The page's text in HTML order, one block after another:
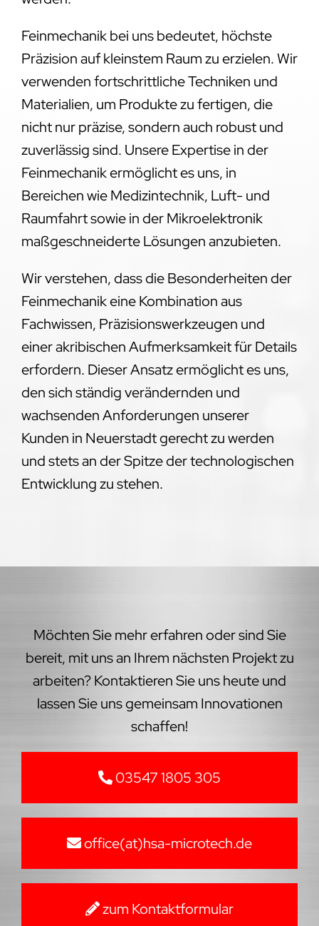
Feinmechanik bei uns bedeutet, höchste
Präzision auf kleinstem Raum zu erzielen. Wir
verwenden fortschrittliche Techniken und
Materialien, um Produkte zu fertigen, die
nicht nur präzise, sondern auch robust und
zuverlässig sind. Unsere Expertise in der
Feinmechanik ermöglicht es uns, in
Bereichen wie Medizintechnik, Luft- und
Raumfahrt sowie in der Mikroelektronik
maßgeschneiderte Lösungen anzubieten.
Wir verstehen, dass die Besonderheiten der
Feinmechanik eine Kombination aus
Fachwissen, Präzisionswerkzeugen und
einer akribischen Aufmerksamkeit für Details
erfordern. Dieser Ansatz ermöglicht es uns,
den sich ständig verändernden und
wachsenden Anforderungen unserer
Kunden in Neuerstadt gerecht zu werden
und stets an der Spitze der technologischen
Entwicklung zu stehen.
Möchten Sie mehr erfahren oder sind Sie
bereit, mit uns an Ihrem nächsten Projekt zu
arbeiten? Kontaktieren Sie uns heute und
lassen Sie uns gemeinsam Innovationen
schaffen!
03547 1805 305
office(at)hsa-microtech.de
zum Kontaktformular